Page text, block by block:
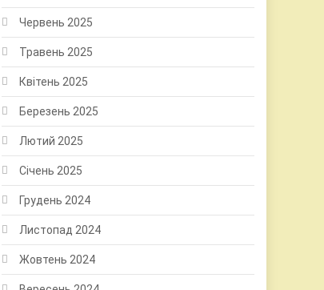
Червень 2025
Травень 2025
Квітень 2025
Березень 2025
Лютий 2025
Січень 2025
Грудень 2024
Листопад 2024
Жовтень 2024